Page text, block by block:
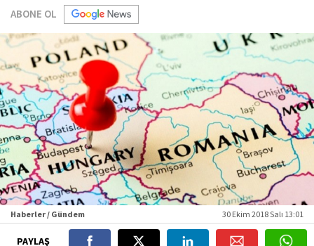
ABONE OL
Haberler / Gündem 30 Ekim 2018 Salı 13:01
PAYLAŞ